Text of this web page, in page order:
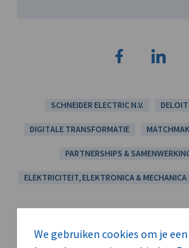
We gebruiken cookies om je
SCHNEIDER ELECTRIC N.V.
DIGITALE TRANSFORMATIE
PARTNERSHIPS &
ELEKTRICITEIT, ELEKTRONICA & MECHANICA